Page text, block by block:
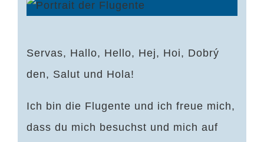
Servas, Hallo, Hello, Hej, Hoi, Dobrý
den, Salut und Hola!
Ich bin die Flugente und ich freue mich,
dass du mich besuchst und mich auf